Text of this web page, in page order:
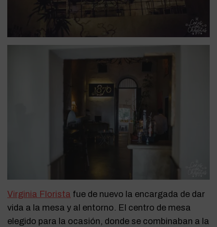
Virginia Florista fue de nuevo la encargada de dar
vida a la mesa y al entorno. El centro de mesa
elegido para la ocasión, donde se combinaban a la